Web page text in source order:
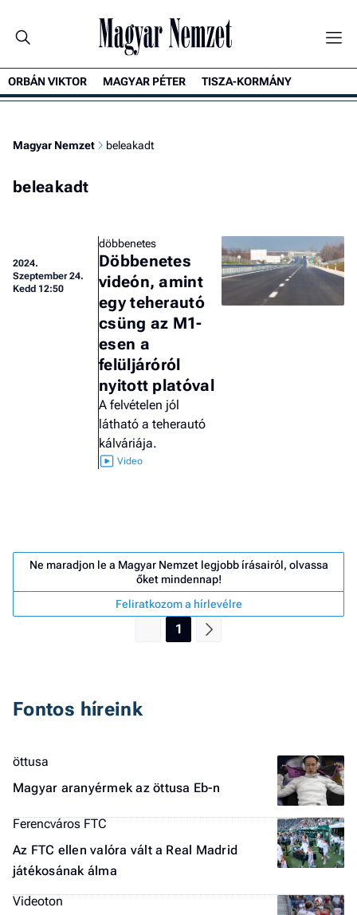
ORBÁN VIKTOR MAGYAR PÉTER TISZA-KORMÁNY
Magyar Nemzet beleakadt
beleakadt
2024.
Szeptember 24.
Kedd 12:50
döbbenetes
Döbbenetes
videón, amint
egy teherautó
csüng az M1-
esen a
felüljáróról
nyitott platóval
A felvételen jól
látható a teherautó
kálváriája.
Ne maradjon le a Magyar Nemzet legjobb írásairól, olvassa
őket mindennap!
Feliratkozom a hírlevélre
1
Fontos híreink
öttusa
Magyar aranyérmek az öttusa Eb-n
Ferencváros FTC
Az FTC ellen valóra vált a Real Madrid
játékosának álma
Videoton